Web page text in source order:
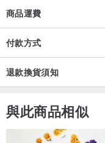
• 佩戴時請注意飾品不要
• 飾品收納及配戴時應盡
液。
注意事項
商品運費
付款方式
退款換貨須知
與此商品相似